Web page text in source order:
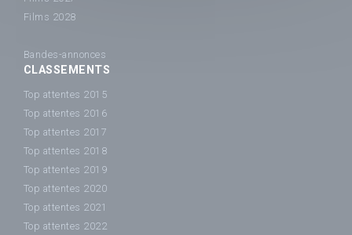
Films 2028
Bandes-annonces
CLASSEMENTS
Top attentes 2015
Top attentes 2016
Top attentes 2017
Top attentes 2018
Top attentes 2019
Top attentes 2020
Top attentes 2021
Top attentes 2022